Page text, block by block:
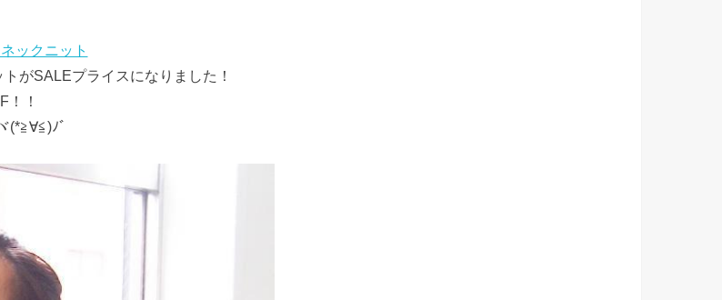
ックニット
がSALEプライスになりました！
！！
(*≧∀≦)ﾉﾞ